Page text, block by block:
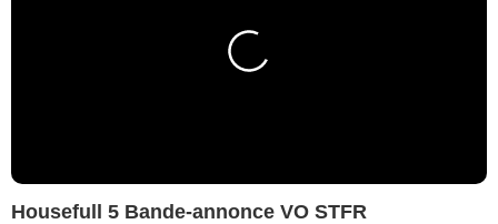
Housefull 5 Bande-annonce VO STFR